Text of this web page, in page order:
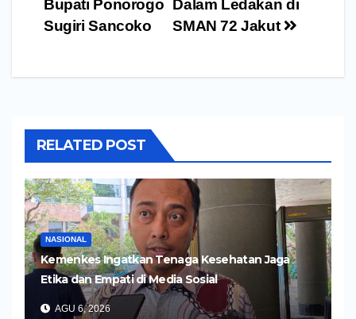
pos
Dalam Ledakan di
SMAN 72 Jakut
Bupati Ponorogo
Sugiri Sancoko
RELATED POST
NASIONAL
Kemenkes Ingatkan Tenaga Kesehatan Jaga
Etika dan Empati di Media Sosial
AGU 6, 2026